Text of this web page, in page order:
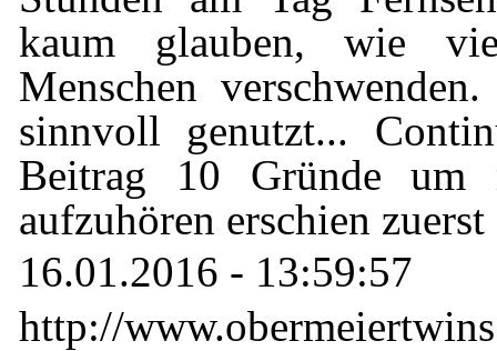
kaum glauben, wie
Menschen
sinnvoll genutzt...
Beitrag 10 Gründe um
aufzuhören erschien
16.01.2016 - 13:59:57
http://